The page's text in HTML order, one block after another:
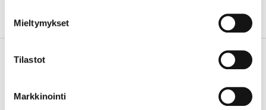
Mieltymykset
Tilastot
Markkinointi
Köp & Hämta i ditt varuhus inom 2 timmar!